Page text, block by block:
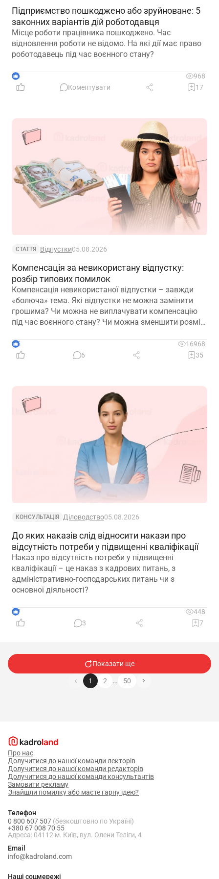
Підприємство пошкоджено або зруйноване: 5
законних варіантів дій роботодавця
Місце роботи працівника пошкоджено. Час
відновлення роботи не відомо. На які дії має право
роботодавець під час воєнного стану?
6
968
Коментувати
17
СТАТТЯ Відпустки05.08.2026
Компенсація за невикористану відпустку:
розбір типових помилок
Компенсація невикористаної відпустки – завжди
«болюча» тема. Які відпустки не можна замінити
грошима? Чи можна не виплачувати компенсацію
під час воєнного стану? Чи можна зменшити розмір
помилки
5
16968
6
35
КОНСУЛЬТАЦІЯ Діловодство05.08.2026
До яких наказів слід відносити накази про
відсутність потреби у підвищенні кваліфікації
Наказ про відсутність потреби у підвищенні
кваліфікації – це наказ з кадрових питань, з
адміністративно-господарських питань чи з
основної діяльності?
7
448
3
7
Показати ще
1 2 … 50
Про нас
Долучитися до нашої команди лекторів
Долучитися до нашої команди редакторів
Долучитися до нашої команди консультантів
Замовити рекламу
Знайшли помилку або маєте гарну ідею?
Телефон
0 800 607 507 (безкоштовно по Україні)
+380 67 008 70 55
Адреса: 04112 м. Київ, вул. Олени Теліги, 4
Email
info@kadroland.com
Наші соцмережі